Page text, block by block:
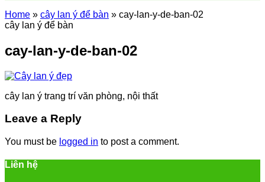
Home » cây lan ý để bàn » cay-lan-y-de-ban-02
cây lan ý để bàn
cay-lan-y-de-ban-02
cây lan ý trang trí văn phòng, nội thất
Leave a Reply
You must be logged in to post a comment.
Liên hệ